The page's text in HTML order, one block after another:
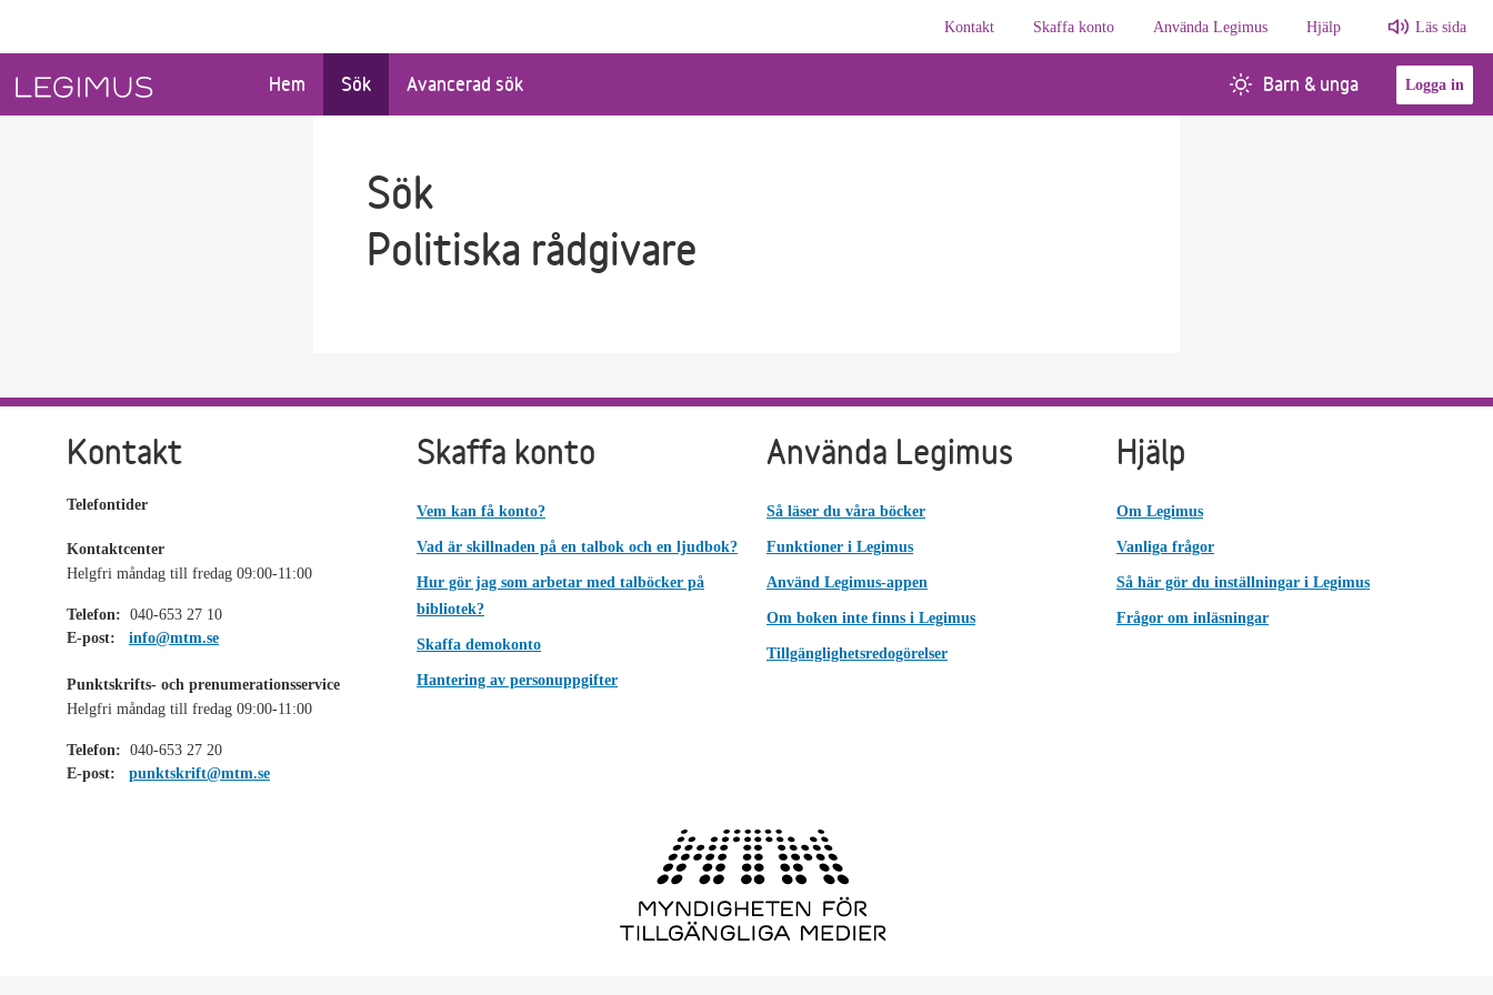
Kontakt
Skaffa konto Använda Legimus Hjälp Läs sida
Hem Sök Avancerad sök Barn & unga Logga in
Sök
Politiska rådgivare
Kontakt
Telefontider
Kontaktcenter
Helgfri måndag till fredag 09:00-11:00
Telefon: 040-653 27 10
E-post:
info@mtm.se
Punktskrifts- och prenumerationsservice
Helgfri måndag till fredag 09:00-11:00
Telefon: 040-653 27 20
E-post:
punktskrift@mtm.se
Skaffa konto
Vem kan få konto?
Vad är skillnaden på en talbok och en ljudbok?
Hur gör jag som arbetar med talböcker på
bibliotek?
Skaffa demokonto
Hantering av personuppgifter
Använda Legimus
Så läser du våra böcker
Funktioner i Legimus
Använd Legimus-appen
Om boken inte finns i Legimus
Tillgänglighetsredogörelser
Hjälp
Om Legimus
Vanliga frågor
Så här gör du inställningar i Legimus
Frågor om inläsningar